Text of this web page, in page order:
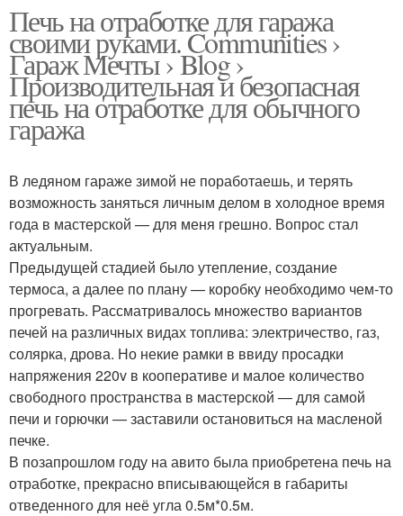
Печь на отработке для гаража
своими руками. Communities ›
Гараж Мечты › Blog ›
Производительная и безопасная
печь на отработке для обычного
гаража
В ледяном гараже зимой не поработаешь, и терять
возможность заняться личным делом в холодное время
года в мастерской — для меня грешно. Вопрос стал
актуальным.
Предыдущей стадией было утепление, создание
термоса, а далее по плану — коробку необходимо чем-то
прогревать. Рассматривалось множество вариантов
печей на различных видах топлива: электричество, газ,
солярка, дрова. Но некие рамки в ввиду просадки
напряжения 220v в кооперативе и малое количество
свободного пространства в мастерской — для самой
печи и горючки — заставили остановиться на масленой
печке.
В позапрошлом году на авито была приобретена печь на
отработке, прекрасно вписывающейся в габариты
отведенного для неё угла 0.5м*0.5м.